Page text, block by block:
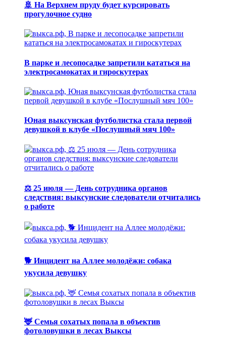
🚢 На Верхнем пруду будет курсировать
прогулочное судно
В парке и лесопосадке запретили кататься на
электросамокатах и гироскутерах
Юная выксунская футболистка стала первой
девушкой в клубе «Послушный мяч 100»
⚖️ 25 июля — День сотрудника органов
следствия: выксунские следователи отчитались
о работе
🐕 Инцидент на Аллее молодёжи: собака
укусила девушку
🦌 Семья сохатых попала в объектив
фотоловушки в лесах Выксы